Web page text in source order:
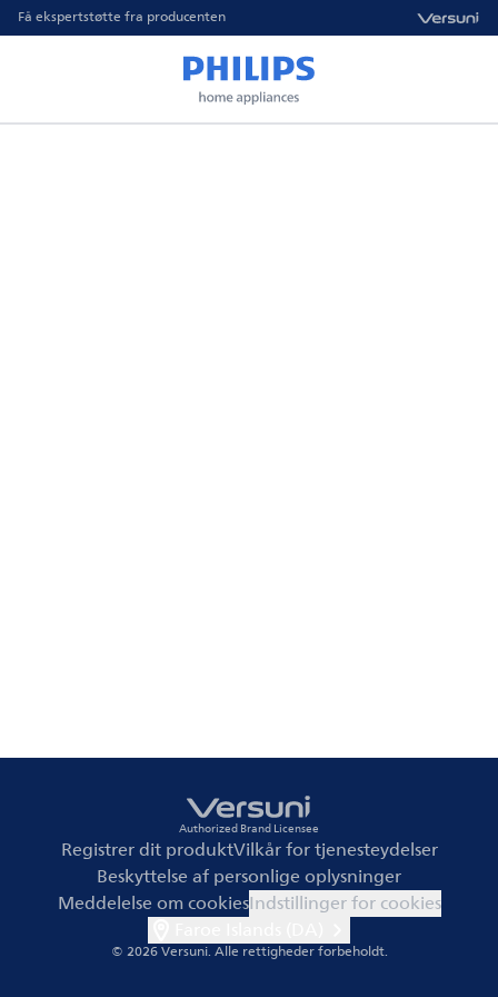
Få ekspertstøtte fra producenten
Authorized Brand Licensee
Registrer dit produktVilkår for tjenesteydelser
Beskyttelse af personlige oplysninger
Meddelelse om cookiesIndstillinger for cookies
© 2026 Versuni.Alle rettigheder forbeholdt.